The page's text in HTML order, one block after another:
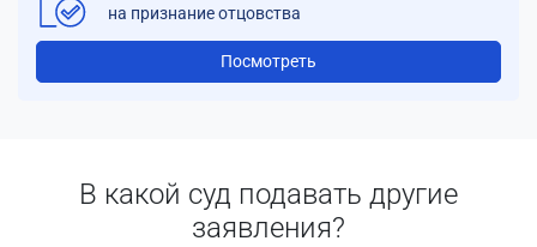
на признание отцовства
Посмотреть
В какой суд подавать другие
заявления?